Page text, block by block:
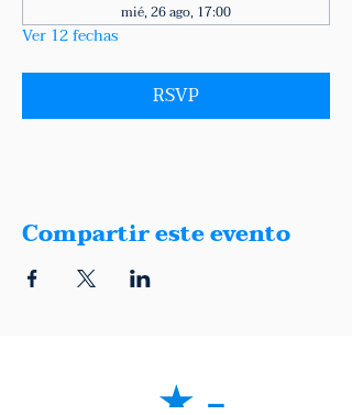
mié, 26 ago, 17:00
Ver 12 fechas
RSVP
Compartir este evento